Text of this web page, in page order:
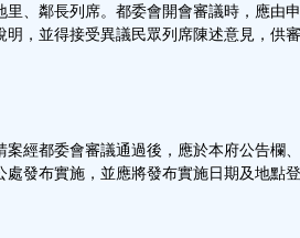
里、鄰長列席。都委會開會審議時，應由
明，並得接受異議民眾列席陳述意見，供
案經都委會審議通過後，應於本府公告欄
處發布實施，並應將發布實施日期及地點